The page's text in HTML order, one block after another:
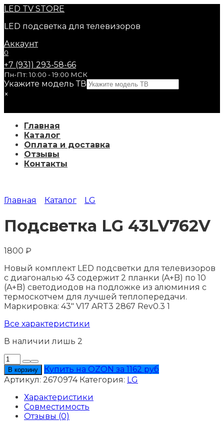
Перейти
содержанию
LED TV STORE
LED подсветка для телевизоров
Аккаунт
0
+7 (931) 293-58-66
Пн-Пт: 10:00 - 19:00 МСК
Укажите модель ТВ
×
Главная
Каталог
Оплата и доставка
Отзывы
Контакты
Главная Каталог LG
Подсветка LG 43LV762V
1800 ₽
Новый комплект LED подсветки для телевизоров
с диагональю 43 содержит 2 планки (A+B) по 10
(A+B) светодиодов на подложке из алюминия с
термоскотчем для лучшей теплопередачи.
Маркировка: 43" V17 ART3 2867 Rev0.3 1
Все характеристики
В наличии лишь 2
Количество
товара
Подсветка
LG
43LV762V
В корзину
Купить на OZON за 1162 руб
Артикул: 2670974 Категория: LG
Характеристики
Совместимость
Отзывы (0)